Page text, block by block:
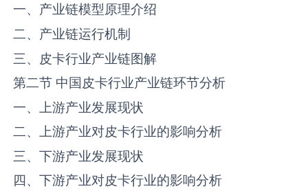
一、产业链模型原理介绍
二、产业链运行机制
三、‌‌皮卡‌‌‌行业产业链图解
第二节 中国‌‌皮卡‌‌‌行业产业链环节分析
一、上游产业发展现状
二、上游产业对‌‌皮卡‌‌‌行业的影响分析
三、下游产业发展现状
四、下游产业对‌‌皮卡‌‌‌行业的影响分析